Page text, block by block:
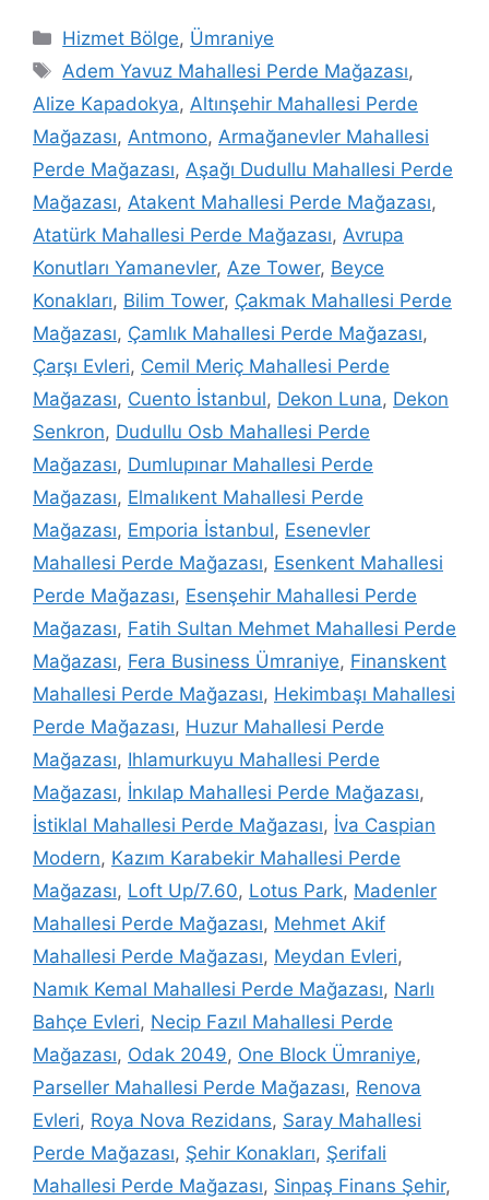
Hizmet Bölge, Ümraniye
Adem Yavuz Mahallesi Perde Mağazası,
Alize Kapadokya, Altınşehir Mahallesi Perde
Mağazası, Antmono, Armağanevler Mahallesi
Perde Mağazası, Aşağı Dudullu Mahallesi Perde
Mağazası, Atakent Mahallesi Perde Mağazası,
Atatürk Mahallesi Perde Mağazası, Avrupa
Konutları Yamanevler, Aze Tower, Beyce
Konakları, Bilim Tower, Çakmak Mahallesi Perde
Mağazası, Çamlık Mahallesi Perde Mağazası,
Çarşı Evleri, Cemil Meriç Mahallesi Perde
Mağazası, Cuento İstanbul, Dekon Luna, Dekon
Senkron, Dudullu Osb Mahallesi Perde
Mağazası, Dumlupınar Mahallesi Perde
Mağazası, Elmalıkent Mahallesi Perde
Mağazası, Emporia İstanbul, Esenevler
Mahallesi Perde Mağazası, Esenkent Mahallesi
Perde Mağazası, Esenşehir Mahallesi Perde
Mağazası, Fatih Sultan Mehmet Mahallesi Perde
Mağazası, Fera Business Ümraniye, Finanskent
Mahallesi Perde Mağazası, Hekimbaşı Mahallesi
Perde Mağazası, Huzur Mahallesi Perde
Mağazası, Ihlamurkuyu Mahallesi Perde
Mağazası, İnkılap Mahallesi Perde Mağazası,
İstiklal Mahallesi Perde Mağazası, İva Caspian
Modern, Kazım Karabekir Mahallesi Perde
Mağazası, Loft Up/7.60, Lotus Park, Madenler
Mahallesi Perde Mağazası, Mehmet Akif
Mahallesi Perde Mağazası, Meydan Evleri,
Namık Kemal Mahallesi Perde Mağazası, Narlı
Bahçe Evleri, Necip Fazıl Mahallesi Perde
Mağazası, Odak 2049, One Block Ümraniye,
Parseller Mahallesi Perde Mağazası, Renova
Evleri, Roya Nova Rezidans, Saray Mahallesi
Perde Mağazası, Şehir Konakları, Şerifali
Mahallesi Perde Mağazası, Sinpaş Finans Şehir,